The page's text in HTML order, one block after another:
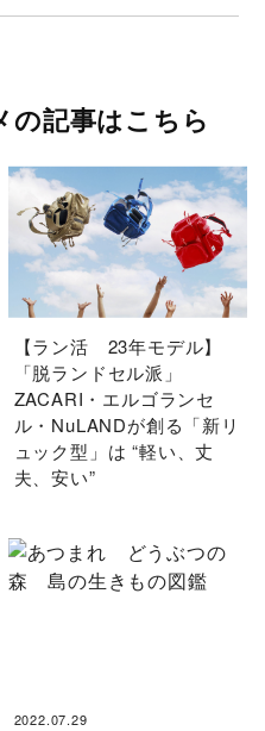
の記事はこちら
【ラン活 23年モデル】
「脱ランドセル派」
ZACARI・エルゴランセ
ル・NuLANDが創る「新リ
ュック型」は “軽い、丈
夫、安い”
2022.07.29